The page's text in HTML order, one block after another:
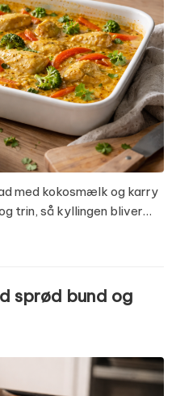
med kokosmælk og karry
trin, så kyllingen bliver…
sprød bund og